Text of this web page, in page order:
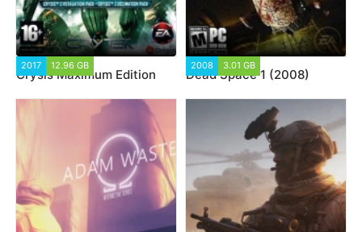
2017 12.96 GB
Crysis Maximum Edition
2008 3.01 GB
Dead Space 1 (2008)